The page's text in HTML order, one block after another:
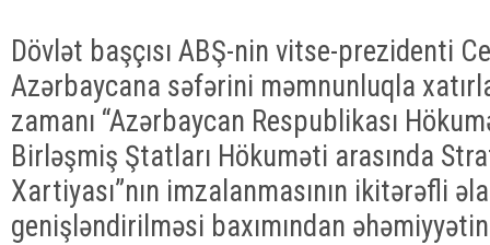
Dövlət başçısı ABŞ-nin vitse-prezidenti
Azərbaycana səfərini məmnunluqla
zamanı “Azərbaycan Respublikası
Birləşmiş Ştatları Hökuməti arasında
Xartiyası”nın imzalanmasının ikitərəfli
genişləndirilməsi baxımından